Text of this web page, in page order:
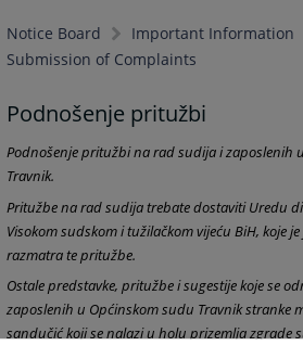
Notice Board
Important Information
Submission of Complaints
Podnošenje pritužbi
Podnošenje pritužbi na rad sudija i zaposlenih
Travnik.
Pritužbe na rad sudija trebate dostaviti Uredu
Visokom sudskom i tužilačkom vijeću BiH, koje
razmatra te pritužbe.
Ostale predstavke, pritužbe i sugestije koje se
zaposlenih u Općinskom sudu Travnik stranke
sandučić koji se nalazi u holu prizemlja zgrade